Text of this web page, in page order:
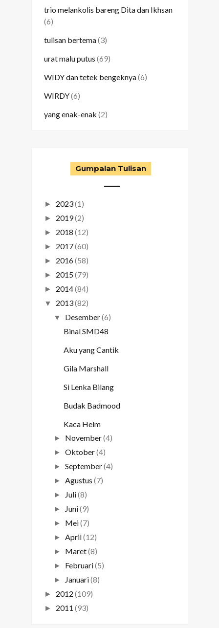
trio melankolis bareng Dita dan Ikhsan
(6)
tulisan bertema(3)
urat malu putus (69)
WIDY dan tetek bengeknya(6)
WIRDY(6)
yang enak-enak (2)
Gumpalan Tulisan
► 2023(1)
► 2019(2)
► 2018 (12)
► 2017(60)
► 2016(58)
► 2015(79)
► 2014(84)
▼ 2013(82)
▼ Desember(6)
Binal SMD48
Aku yang Cantik
Gila Marshall
Si Lenka Bilang
Budak Badmood
Kaca Helm
► November(4)
►Oktober(4)
►September(4)
►Agustus (7)
► Juli(8)
► Juni(9)
► Mei(7)
►April(12)
► Maret(8)
► Februari(5)
► Januari(8)
► 2012 (109)
► 2011 (93)